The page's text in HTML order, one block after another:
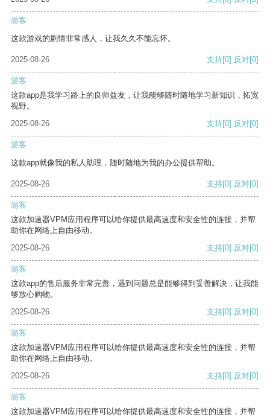
游客
这款游戏的剧情非常感人，让我久久不能忘怀。
2025-08-26 支持[0] 反对[0]
游客
这款app是我学习路上的良师益友，让我能够随时随地学习新知识，拓宽
视野。
2025-08-26
支持[0] 反对[0]
游客
这款app就像我的私人助理，随时随地为我的办公提供帮助。
2025-08-26 支持[0] 反对[0]
游客
这款加速器VPM应用程序可以给你提供最高速度和安全性的连接，并帮
助你在网络上自由移动。
2025-08-26
支持[0] 反对[0]
游客
这款app的售后服务非常完善，遇到问题总是能够得到妥善解决，让我能
够放心购物。
2025-08-26
支持[0] 反对[0]
游客
这款加速器VPM应用程序可以给你提供最高速度和安全性的连接，并帮
助你在网络上自由移动。
2025-08-26
支持[0] 反对[0]
游客
这款加速器VPM应用程序可以给你提供最高速度和安全性的连接，并帮